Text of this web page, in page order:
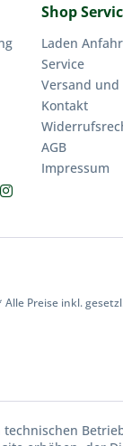
Shop
Laden
Service
Versand
Kontakt
AGB
Impressum
Alle Preise inkl.